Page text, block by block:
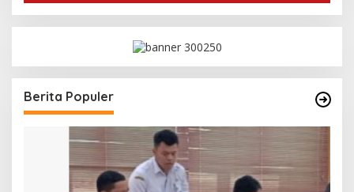
Berita Populer